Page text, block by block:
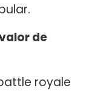
de
royale